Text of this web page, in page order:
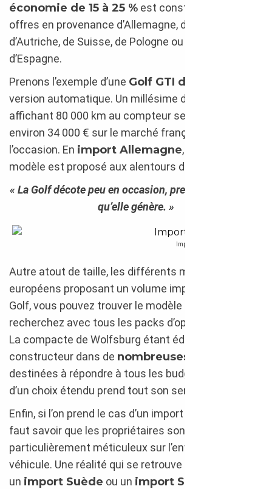
économie de 15 à 25 % est constatée sur les
offres en provenance d’Allemagne, de Suède,
d’Autriche, de Suisse, de Pologne ou encore
d’Espagne.
Prenons l’exemple d’une Golf GTI de 290 ch
version automatique. Un millésime de 2019
affichant 80 000 km au compteur se monnaie
environ 34 000 € sur le marché français de
l’occasion. En import Allemagne, le même
modèle est proposé aux alentours des 28 000 €.
« La Golf décote peu en occasion, preuve de la ferveur
qu’elle génère. »
Importer une Volkswagen Golf GTI
Autre atout de taille, les différents marchés
européens proposant un volume impressionnant de
Golf, vous pouvez trouver le modèle précis que vous
recherchez avec tous les packs d’options adéquats.
La compacte de Wolfsburg étant éditée par le
constructeur dans de nombreuses finitions
destinées à répondre à tous les budgets, l’intérêt
d’un choix étendu prend tout son sens.
Enfin, si l’on prend le cas d’un import Allemagne, il
faut savoir que les propriétaires sont
particulièrement méticuleux sur l’entretien de leur
véhicule. Une réalité qui se retrouve également pour
un import Suède ou un import Suisse